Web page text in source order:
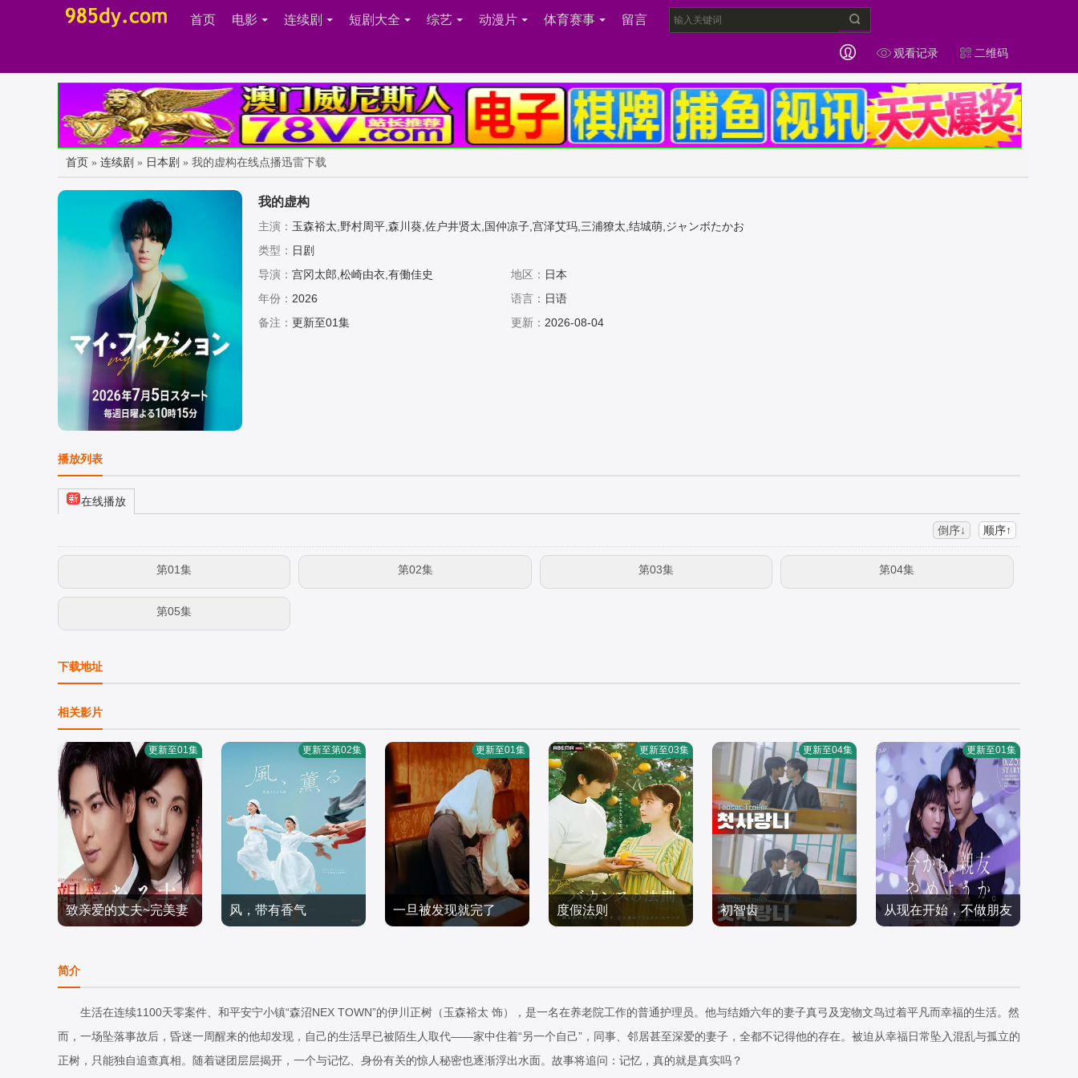
首页 电影 连续剧 短剧大全 综艺 动漫片 体育赛事 留言
二维码
观看记录
首页 » 连续剧 » 日本剧 » 我的虚构在线点播迅雷下载
我的虚构
主演： 玉森裕太,野村周平,森川葵,佐户井贤太,国仲凉子,宫泽艾玛,三浦獠太,结城萌,ジャンボたかお
类型： 日剧
导演： 宫冈太郎,松崎由衣,有働佳史 地区： 日本
年份： 2026 语言： 日语
备注： 更新至01集 更新： 2026-08-04
播放列表
在线播放
倒序↓ 顺序↑
第01集 第02集 第03集 第04集
第05集
下载地址
相关影片
致亲爱的丈夫~完美妻
日本剧
2026/日本
更新至01集
风，带有香气
虎之介,津崎史郎,岩瀬顕
子,三浦贵大,根岸季衣,大
岛美幸,义达祐未,たくや,
原田泰造,北村一辉,佐野
2026/日本
更新至第02集
一旦被发现就完了
2026/日本
更新至01集
度假法则
2026/日本
更新至03集
初智齿
2026/日本
更新至04集
从现在开始，不做朋友
2026/日本
更新至01集
简介
生活在连续1100天零案件、和平安宁小镇“森沼NEX TOWN”的伊川正树（玉森裕太 饰），是一名在养老院工作的普通护理员。他与结婚六年的妻子真弓及宠物文鸟过着平凡而幸福的生活。然
而，一场坠落事故后，昏迷一周醒来的他却发现，自己的生活早已被陌生人取代——家中住着“另一个自己”，同事、邻居甚至深爱的妻子，全都不记得他的存在。被迫从幸福日常坠入混乱与孤立的
正树，只能独自追查真相。随着谜团层层揭开，一个与记忆、身份有关的惊人秘密也逐渐浮出水面。故事将追问：记忆，真的就是真实吗？